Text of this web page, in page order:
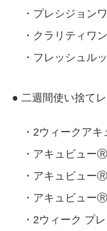
・プレシジョン
・クラリティワ
・フレッシュル
● 二週間使い捨て
・2ウィークア
・アキュビュー
・アキュビュー
・アキュビュー
・2ウィーク プレ